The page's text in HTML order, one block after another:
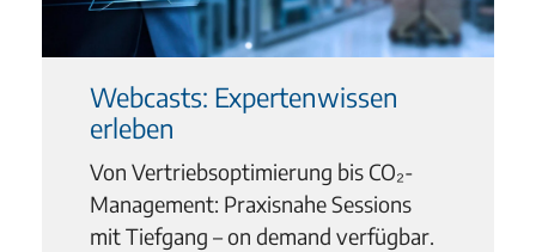
Webcasts: Expertenwissen
erleben
Von Vertriebsoptimierung bis CO₂-
Management: Praxisnahe Sessions
mit Tiefgang – on demand verfügbar.